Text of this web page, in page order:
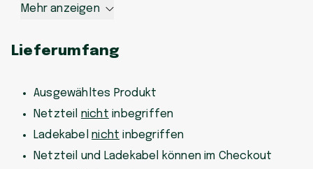
Mehr anzeigen
Lieferumfang
Ausgewähltes Produkt
Netzteil nicht inbegriffen
Ladekabelnicht inbegriffen
Netzteil und Ladekabel können im Checkout